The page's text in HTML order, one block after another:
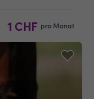
1 CHF pro Monat